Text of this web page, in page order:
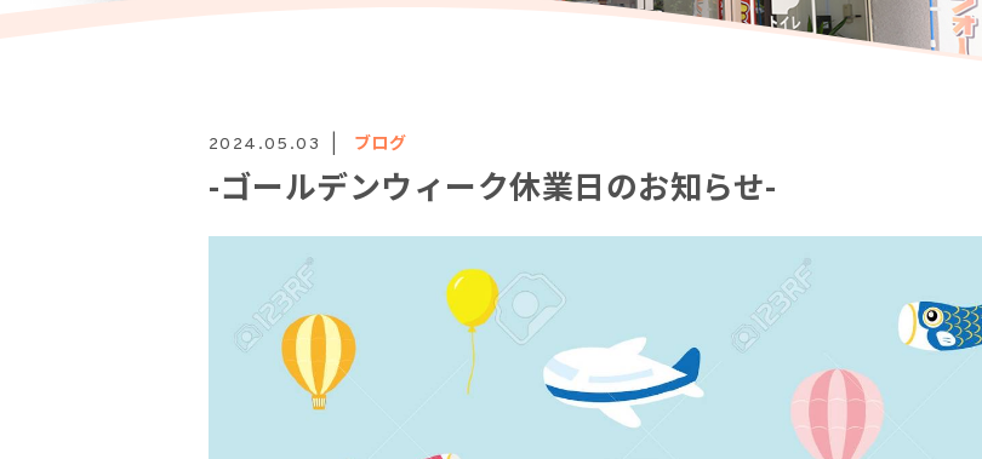
2024.05.03 ブログ
-ゴールデンウィーク休業日のお知らせ-